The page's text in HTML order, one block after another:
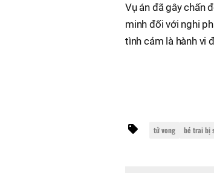
Vụ án đã gây chấn
minh đối với nghi
tình cảm là hành vi
tử vong bé trai bị